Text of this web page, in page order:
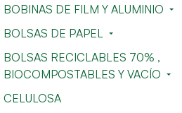
BOBINAS DE FILM Y ALUMINIO
BOLSAS DE PAPEL
BOLSAS RECICLABLES 70% ,
BIOCOMPOSTABLES Y VACÍO
CELULOSA